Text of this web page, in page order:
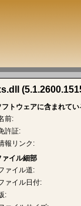
フトウェアに含まれてい
前:
許証:
報リンク:
ァイル細部
ァイル道:
ァイル日付:
: